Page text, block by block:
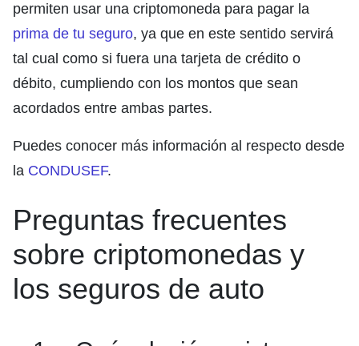
permiten usar una criptomoneda para pagar la
prima de tu seguro, ya que en este sentido servirá
tal cual como si fuera una tarjeta de crédito o
débito, cumpliendo con los montos que sean
acordados entre ambas partes.
Puedes conocer más información al respecto desde
la CONDUSEF.
Preguntas frecuentes
sobre criptomonedas y
los seguros de auto